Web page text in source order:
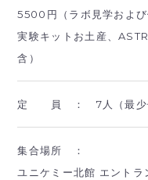
5500円（ラボ見学およ
実験キットお土産、
含）
定 員 ： 7人（最少
集合場所 ：
ユニケミー北館 エントラ